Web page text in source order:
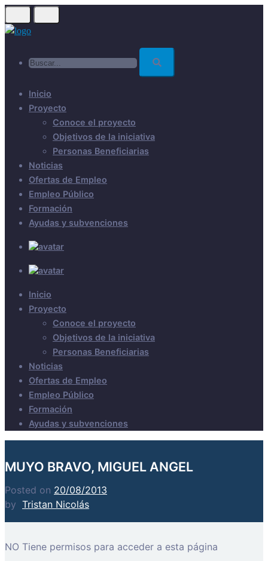
Skip
to
Inicio
Proyecto
Conoce el proyecto
Objetivos de la iniciativa
Personas Beneficiarias
Noticias
Ofertas de Empleo
Empleo Público
Formación
Ayudas y subvenciones
Inicio
Proyecto
Conoce el proyecto
Objetivos de la iniciativa
Personas Beneficiarias
Noticias
Ofertas de Empleo
Empleo Público
Formación
Ayudas y subvenciones
MUYO BRAVO, MIGUEL ANGEL
Posted on 20/08/2013
by Tristan Nicolás
NO Tiene permisos para acceder a esta página